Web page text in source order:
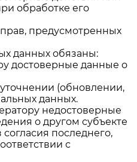
обработке его
предусмотренных
данных обязаны:
достоверные данные о
(обновлении,
данных.
недостоверные
о другом субъекте
последнего,
с